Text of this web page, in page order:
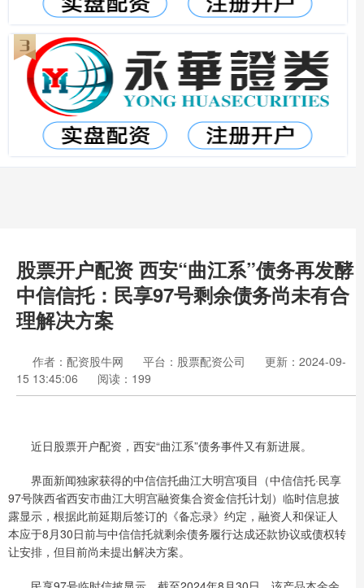
股票开户配资 西安“曲江系”债务再发酵
中信信托：民享97号剩余债务尚未有合
理解决方案
作者：配资股牛网 平台：股票配资公司
更新：2024-09-
15 13:45:06
阅读：199
近日股票开户配资，西安“曲江系”债务事件又有新进展。
界面新闻独家获得的中信信托曲江大明宫项目（中信信托·民享
97号陕西省西安市曲江大明宫融资集合资金信托计划）临时信息披
露显示，根据此前延期后签订的《备忘录》约定，融资人和保证人
本应于8月30日前与中信信托就剩余债务履行达成还款协议或债权转
让安排，但目前尚未提出解决方案。